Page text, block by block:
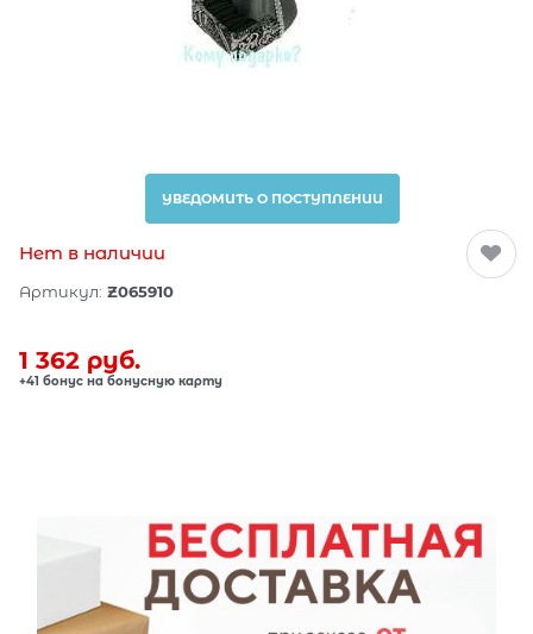
УВЕДОМИТЬ О ПОСТУПЛЕНИИ
Нет в наличии
Артикул: Z065910
1 362 руб.
+41 бонус на бонусную карту